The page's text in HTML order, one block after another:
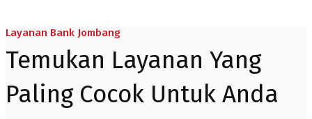
Layanan Bank Jombang
Temukan Layanan Yang
Paling Cocok Untuk Anda